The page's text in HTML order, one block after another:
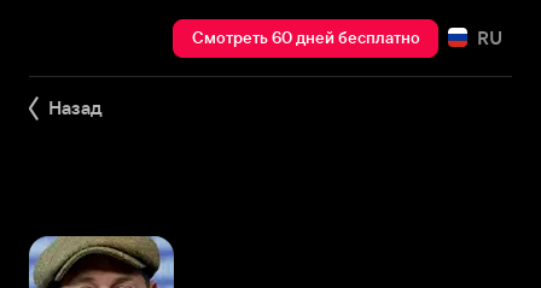
Смотреть 60 дней бесплатно RU
Назад